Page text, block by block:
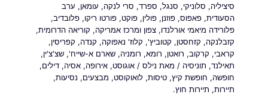
סיציליה, סלוניקי, סנגל, ספרד, סרי לנקה, עומאן, ערב
הסעודית,פאפוס,פוזנן,פולין,פוקט,פורטו ריקו,פלובדיב,
פלורידה מיאמי אורלנדו,צפון ומרכז אמריקה, קוריאה הדרומית,
קזבלנקה, קזחסטן, קטוביץ', קלוז' נאפוקה, קנדה, קפריסין,
קראבי, קרקוב, רואטן, רומא, רומניה,שארם א-שייח',שצ'צ'ין,
תאילנד, תוניסיה / מאת נילס/אוגוסט,אירופה,אסיה,דילים,
חופשה, חופשת קיץ,טיסות,לואוקוסט, מבצעים, נסיעות,
תיירות, תיירות חוץ.